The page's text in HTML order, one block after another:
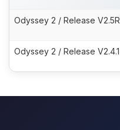
Odyssey 2 / Release V2.5R
Odyssey 2 / Release V2.4.1